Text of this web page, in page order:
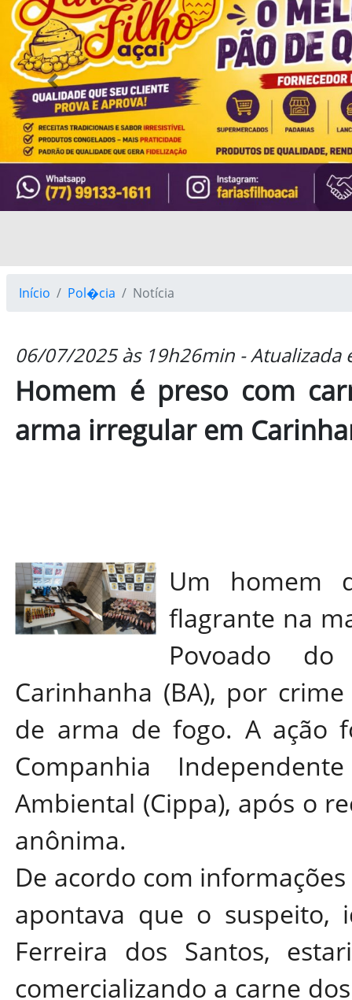
Previous
Início Pol�cia Notícia
06/07/2025 às 19h26min -
Homem é preso com
arma irregular em
Um homem
flagrante na
Povoado
Carinhanha (BA), por
de arma de fogo. A ação
Companhia
Ambiental (Cippa), após o
anônima.
De acordo com
apontava que o suspeito,
Ferreira dos Santos,
comercializando a carne